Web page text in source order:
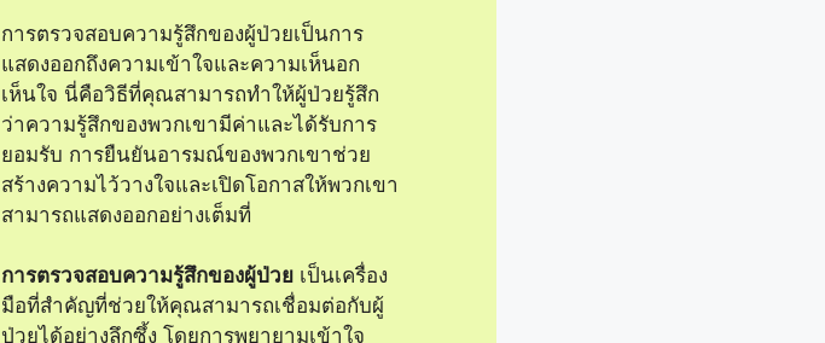
การปรับสไตล์การสื่อสาร
ในการสื่อสารกับผู้ป่วยมะเร็งสมอง คุณควร
ปรับสไตล์การสื่อสารให้เหมาะสมกับแต่ละ
บุคคล โดยการพิจารณาถึงระดับความเข้าใจ
และความต้องการเฉพาะของผู้ป่วยของคุณ
ซึ่งจะช่วยให้การสื่อสารมีประสิทธิภาพมากขึ้น
ระหว่างคุณกับผู้ป่วย